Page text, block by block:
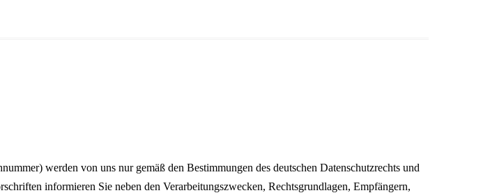
werden von uns nur gemäß den Bestimmungen des deutschen Datenschutzrechts und
informieren Sie neben den Verarbeitungszwecken, Rechtsgrundlagen, Empfängern,